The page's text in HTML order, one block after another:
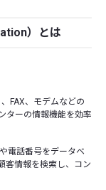
）とは
FAX、モデムなどの
ターの情報機能を効率
電話番号をデータベ
客情報を検索し、コン